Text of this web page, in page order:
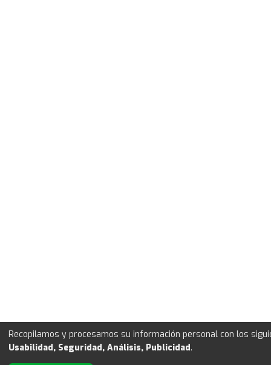
Recopilamos y procesamos su información personal con los
Usabilidad, Seguridad, Análisis, Publicidad.